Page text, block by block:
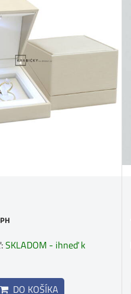
SKLADOM - ihneď k
DO KOŠÍKA